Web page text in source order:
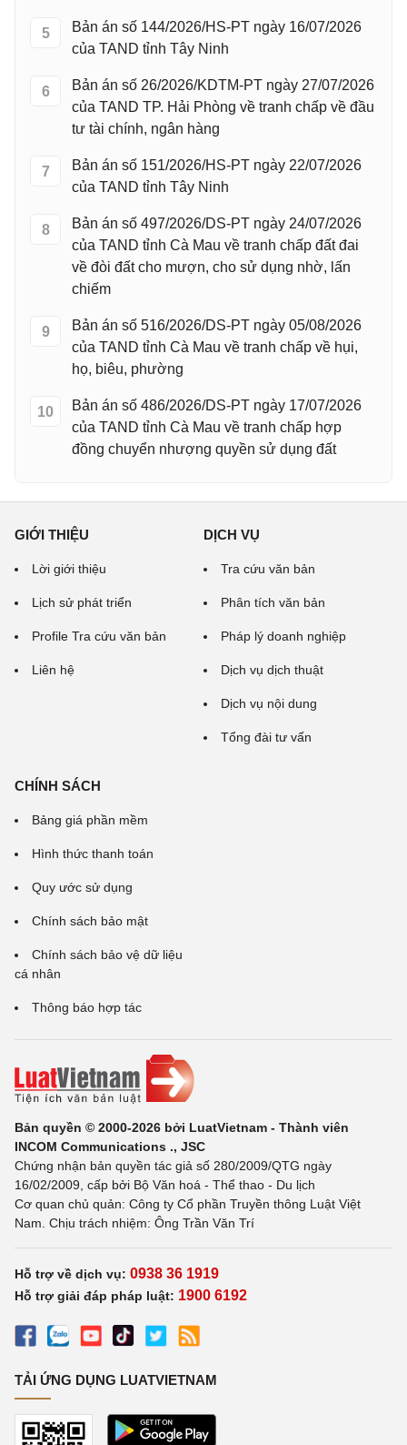
5
Bản án số 144/2026/HS-PT ngày 16/07/2026
của TAND tỉnh Tây Ninh
6
Bản án số 26/2026/KDTM-PT ngày 27/07/2026
của TAND TP. Hải Phòng về tranh chấp về đầu
tư tài chính, ngân hàng
7
Bản án số 151/2026/HS-PT ngày 22/07/2026
của TAND tỉnh Tây Ninh
8
Bản án số 497/2026/DS-PT ngày 24/07/2026
của TAND tỉnh Cà Mau về tranh chấp đất đai
về đòi đất cho mượn, cho sử dụng nhờ, lấn
chiếm
9
Bản án số 516/2026/DS-PT ngày 05/08/2026
của TAND tỉnh Cà Mau về tranh chấp về hụi,
họ, biêu, phường
10
Bản án số 486/2026/DS-PT ngày 17/07/2026
của TAND tỉnh Cà Mau về tranh chấp hợp
đồng chuyển nhượng quyền sử dụng đất
GIỚI THIỆU
Lời giới thiệu
Lịch sử phát triển
Profile Tra cứu văn bản
Liên hệ
DỊCH VỤ
Tra cứu văn bản
Phân tích văn bản
Pháp lý doanh nghiệp
Dịch vụ dịch thuật
Dịch vụ nội dung
Tổng đài tư vấn
CHÍNH SÁCH
Bảng giá phần mềm
Hình thức thanh toán
Quy ước sử dụng
Chính sách bảo mật
Chính sách bảo vệ dữ liệu
cá nhân
Thông báo hợp tác
Bản quyền © 2000-2026 bởi LuatVietnam - Thành viên
INCOM Communications ., JSC
Chứng nhận bản quyền tác giả số 280/2009/QTG ngày
16/02/2009, cấp bởi Bộ Văn hoá - Thể thao - Du lịch
Cơ quan chủ quản: Công ty Cổ phần Truyền thông Luật Việt
Nam. Chịu trách nhiệm: Ông Trần Văn Trí
Hỗ trợ về dịch vụ: 0938 36 1919
Hỗ trợ giải đáp pháp luật: 1900 6192
TẢI ỨNG DỤNG LUATVIETNAM